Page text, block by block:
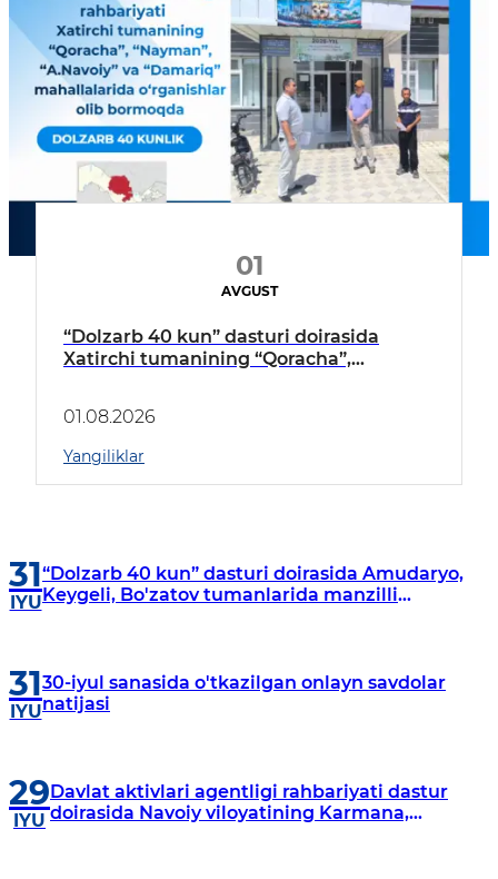
01
AVGUST
“Dolzarb 40 kun” dasturi doirasida
Xatirchi tumanining “Qoracha”,
borildi
01.08.2026
Yangiliklar
31
IYU
“Dolzarb 40 kun” dasturi doirasida Amudaryo,
Keygeli, Bo'zatov tumanlarida manzilli
31
IYU
30-iyul sanasida o'tkazilgan onlayn savdolar
natijasi
29
IYU
Davlat aktivlari agentligi rahbariyati dastur
doirasida Navoiy viloyatining Karmana,